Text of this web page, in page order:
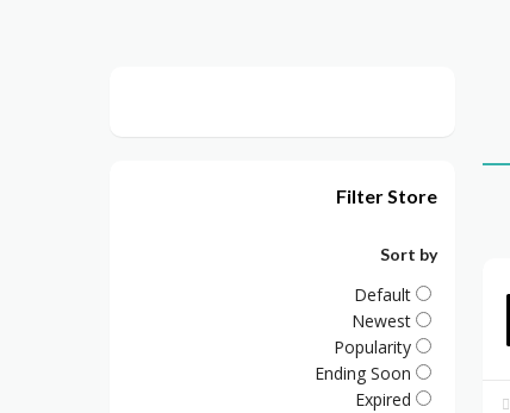
Filter Store
Sort by
Default
Newest
Popularity
Ending Soon
Expired